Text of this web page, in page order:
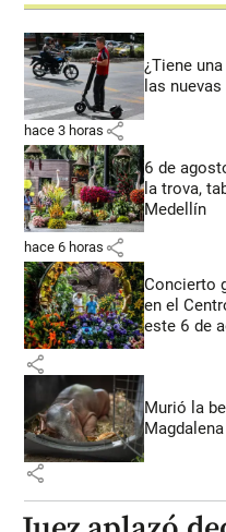
¿Tiene
las
hace 3 horas share
6 de
la trova,
Medellín
hace 6 horas share
Concierto
en el
este 6 de
share
Murió la
share